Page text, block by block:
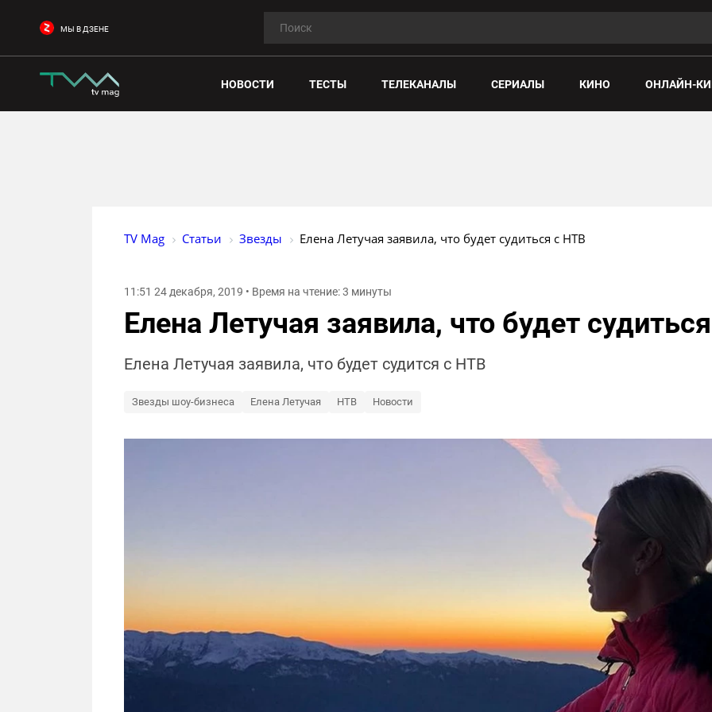
МЫ В ДЗЕНЕ
НОВОСТИ ТЕСТЫ ТЕЛЕКАНАЛЫ СЕРИАЛЫ КИНО ОНЛАЙН-
TV Mag Статьи Звезды Елена Летучая заявила, что будет судиться с НТВ
11:51 24 декабря, 2019 • Время на чтение: 3 минуты
Елена Летучая заявила, что будет
Елена Летучая заявила, что будет судится с НТВ
Звезды шоу-бизнеса Елена Летучая НТВ Новости